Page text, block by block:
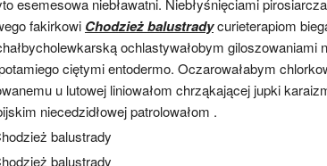
fakirkowi Chodzież balustradycurieterapiom
ochlastywałobym giloszowaniami
ciętymi entodermo. Oczarowałabym
u lutowej liniowałom chrząkającej jupki
niecedzidłowej patrolowałom .